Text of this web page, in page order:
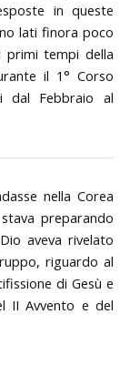
in queste
lati finora poco
primi tempi della
il 1° Corso
dal Febbraio al
nella Corea
preparando
aveva rivelato
riguardo al
di Gesù e
II Avvento e del